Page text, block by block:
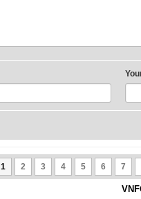
1 2 3 4 5 6 7